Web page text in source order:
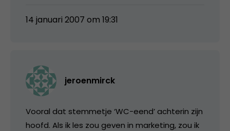
14 januari 2007 om 19:31
jeroenmirck
Vooral dat stemmetje ‘WC-eend’ achterin zijn
hoofd. Als ik les zou geven in marketing, zou ik